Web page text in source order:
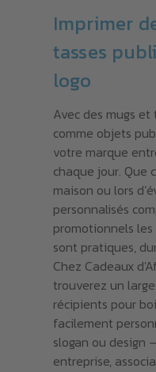
Imprimer
tasses
logo
Avec des mugs
comme objets
votre marque
chaque jour. Que
maison ou lors
personnalisés
promotionnels
sont pratiques,
Chez Cadeaux
trouverez un
récipients pour
facilement
slogan ou design
entreprise,